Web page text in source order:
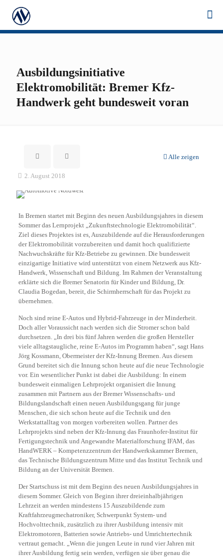
Ausbildungsinitiative
Elektromobilität: Bremer Kfz-
Handwerk geht bundesweit voran
Alle zeigen
2. August 2018
In Bremen startet mit Beginn des neuen Ausbildungsjahres in diesem
Sommer das Lernprojekt „Zukunftstechnologie Elektromobilität“.
Ziel dieses Projektes ist es, Auszubildende auf die Herausforderungen
der Elektromobilität vorzubereiten und damit hoch qualifizierte
Nachwuchskräfte für Kfz-Betriebe zu gewinnen. Die bundesweit
einzigartige Initiative wird unterstützt von einem Netzwerk aus Kfz-
Handwerk, Wissenschaft und Bildung. Im Rahmen der Veranstaltung
erklärte sich die Bremer Senatorin für Kinder und Bildung, Dr.
Claudia Bogedan, bereit, die Schirmherrschaft für das Projekt zu
übernehmen.
Noch sind reine E-Autos und Hybrid-Fahrzeuge in der Minderheit.
Doch aller Voraussicht nach werden sich die Stromer schon bald
durchsetzen. „In drei bis fünf Jahren werden die großen Hersteller
viele alltagstaugliche, reine E-Autos im Programm haben“, sagt Hans
Jörg Kossmann, Obermeister der Kfz-Innung Bremen. Aus diesem
Grund bereitet sich die Innung schon heute auf die neue Technologie
vor. Ein wesentlicher Punkt ist dabei die Ausbildung: In einem
bundesweit einmaligen Lehrprojekt organisiert die Innung
zusammen mit Partnern aus der Bremer Wissenschafts- und
Bildungslandschaft einen neuen Ausbildungsgang für junge
Menschen, die sich schon heute auf die Technik und den
Werkstattalltag von morgen vorbereiten wollen. Partner des
Lehrprojekts sind neben der Kfz-Innung das Fraunhofer-Institut für
Fertigungstechnik und Angewandte Materialforschung IFAM, das
HandWERK – Kompetenzzentrum der Handwerkskammer Bremen,
das Technische Bildungszentrum Mitte und das Institut Technik und
Bildung an der Universität Bremen.
Der Startschuss ist mit dem Beginn des neuen Ausbildungsjahres in
diesem Sommer. Gleich von Beginn ihrer dreieinhalbjährigen
Lehrzeit an werden mindestens 15 Auszubildende zum
Kraftfahrzeugmechatroniker, Schwerpunkt System- und
Hochvolttechnik, zusätzlich zu ihrer Ausbildung intensiv mit
Elektromotoren, Batterien sowie Antriebs- und Umrichtertechnik
vertraut gemacht. „Wenn die jungen Leute in rund vier Jahren mit
ihrer Ausbildung fertig sein werden, verfügen sie über genau die